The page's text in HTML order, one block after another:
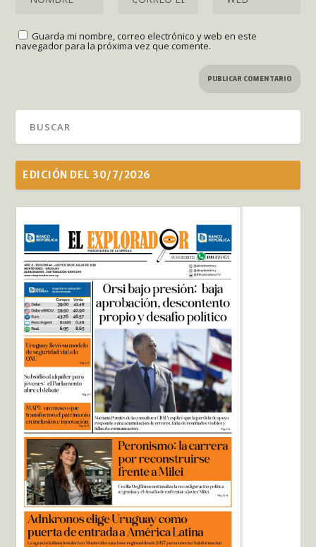
Guarda mi nombre, correo electrónico y web en este
navegador para la próxima vez que comente.
EDICIÓN DEL 30/7/2026